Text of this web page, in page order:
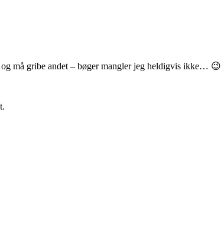
og må gribe andet – bøger mangler jeg heldigvis ikke… 😉